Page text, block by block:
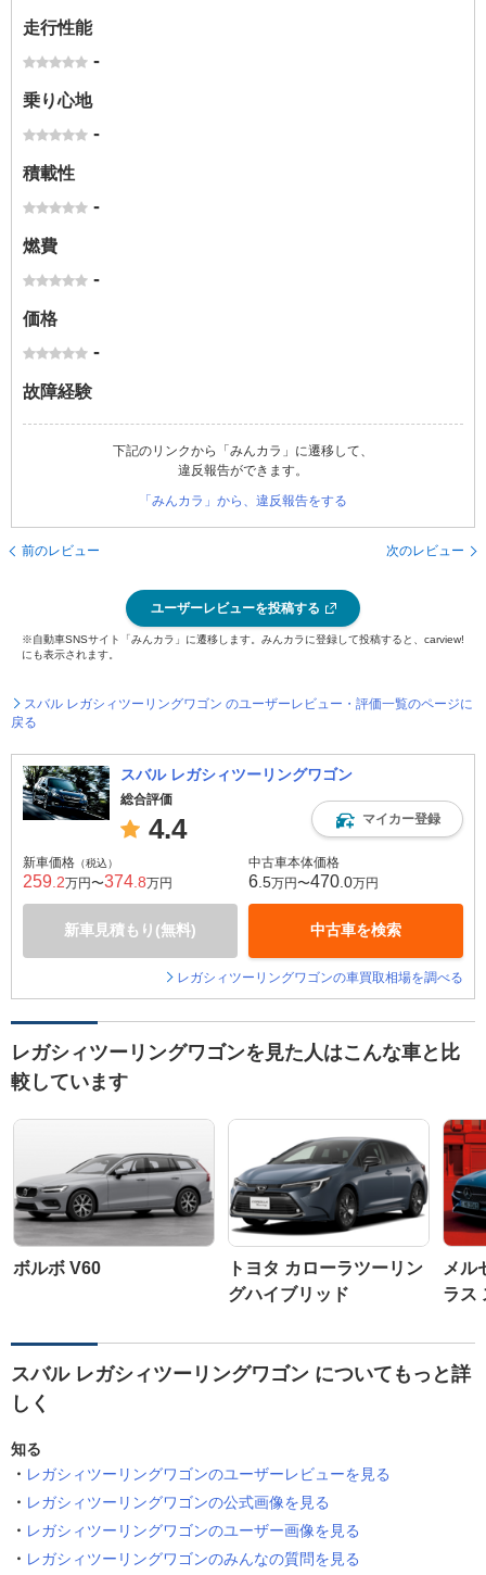
走行性能
-
乗り心地
-
積載性
-
燃費
-
価格
-
故障経験
下記のリンクから「みんカラ」に遷移して、
違反報告ができます。
「みんカラ」から、違反報告をする
前のレビュー 次のレビュー
ユーザーレビューを投稿する
※自動車SNSサイト「みんカラ」に遷移します。みんカラに登録して投稿すると、carview!
にも表示されます。
スバル レガシィツーリングワゴン のユーザーレビュー・評価一覧のページに
戻る
スバル レガシィツーリングワゴン
総合評価
4.4 マイカー登録
新車価格 （税込）
259 .2万円〜374 .8万円
新車見積もり(無料)
中古車本体価格
6 .5万円〜470 .0万円
中古車を検索
レガシィツーリングワゴンの車買取相場を調べる
レガシィツーリングワゴンを見た人はこんな車と比
較しています
ボルボ V60
トヨタ カローラツーリン
グハイブリッド
メル
ラス
スバル レガシィツーリングワゴン についてもっと詳
しく
知る
レガシィツーリングワゴンのユーザーレビューを見る
レガシィツーリングワゴンの公式画像を見る
レガシィツーリングワゴンのユーザー画像を見る
レガシィツーリングワゴンのみんなの質問を見る